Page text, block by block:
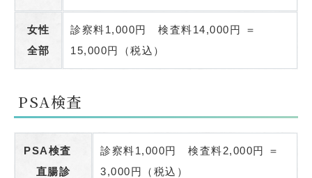
女性
全部
診察料1,000円 検査料14,000円 ＝
15,000円（税込）
PSA検査
PSA検査
直腸診
診察料1,000円 検査料2,000円 ＝
3,000円（税込）